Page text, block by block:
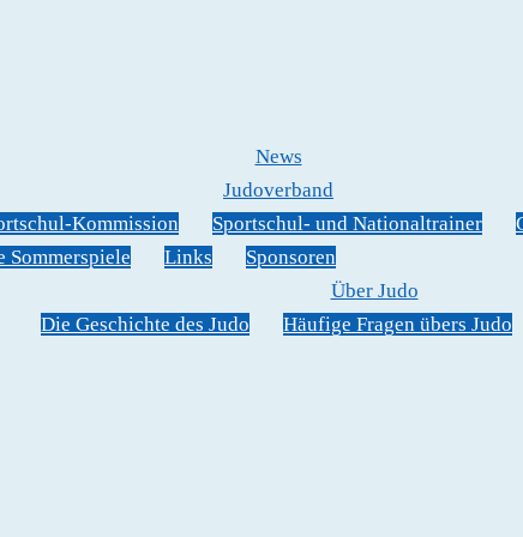
News
Judoverband
Kommission Sportschul- und Nationaltrainer
Sommerspiele Links
Sponsoren
Über Judo
Die Geschichte des Judo
Häufige Fragen übers Judo